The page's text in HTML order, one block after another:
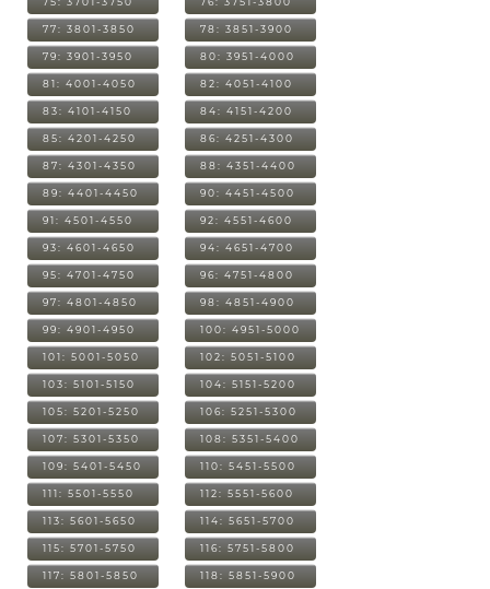
77: 3801-3850 78: 3851-3900
79: 3901-3950 80: 3951-4000
81: 4001-4050 82: 4051-4100
83: 4101-4150 84: 4151-4200
85: 4201-4250 86: 4251-4300
87: 4301-4350 88: 4351-4400
89: 4401-4450 90: 4451-4500
91: 4501-4550 92: 4551-4600
93: 4601-4650 94: 4651-4700
95: 4701-4750 96: 4751-4800
97: 4801-4850 98: 4851-4900
99: 4901-4950 100: 4951-5000
101: 5001-5050 102: 5051-5100
103: 5101-5150 104: 5151-5200
105: 5201-5250 106: 5251-5300
107: 5301-5350 108: 5351-5400
109: 5401-5450 110: 5451-5500
111: 5501-5550 112: 5551-5600
113: 5601-5650 114: 5651-5700
115: 5701-5750 116: 5751-5800
117: 5801-5850 118: 5851-5900